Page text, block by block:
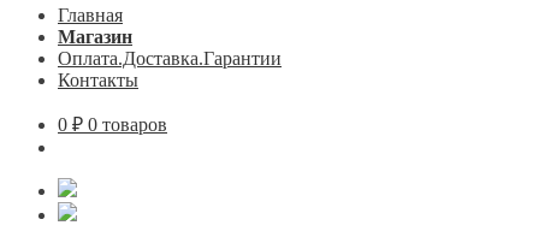
Главная
Магазин
Оплата.Доставка.Гарантии
Контакты
0 ₽ 0 товаров